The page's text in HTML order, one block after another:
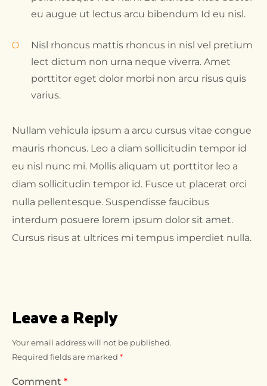
eu augue ut lectus arcu bibendum Id eu nisl.
Nisl rhoncus mattis rhoncus in nisl vel pretium
lect dictum non urna neque viverra. Amet
porttitor eget dolor morbi non arcu risus quis
varius.
Nullam vehicula ipsum a arcu cursus vitae congue
mauris rhoncus. Leo a diam sollicitudin tempor id
eu nisl nunc mi. Mollis aliquam ut porttitor leo a
diam sollicitudin tempor id. Fusce ut placerat orci
nulla pellentesque. Suspendisse faucibus
interdum posuere lorem ipsum dolor sit amet.
Cursus risus at ultrices mi tempus imperdiet nulla.
Leave a Reply
Your email address will not be published.
Required fields are marked *
Comment *